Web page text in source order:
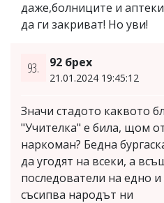
даже,болниците и
да ги закриват! Но уви!
93. 92 брех
21.01.2024 19:45:12
Значи стадото каквото
"Учителка" е била, щом
наркоман? Бедна
да угодят на всеки, а
последователи на едно
съсипва народът ни